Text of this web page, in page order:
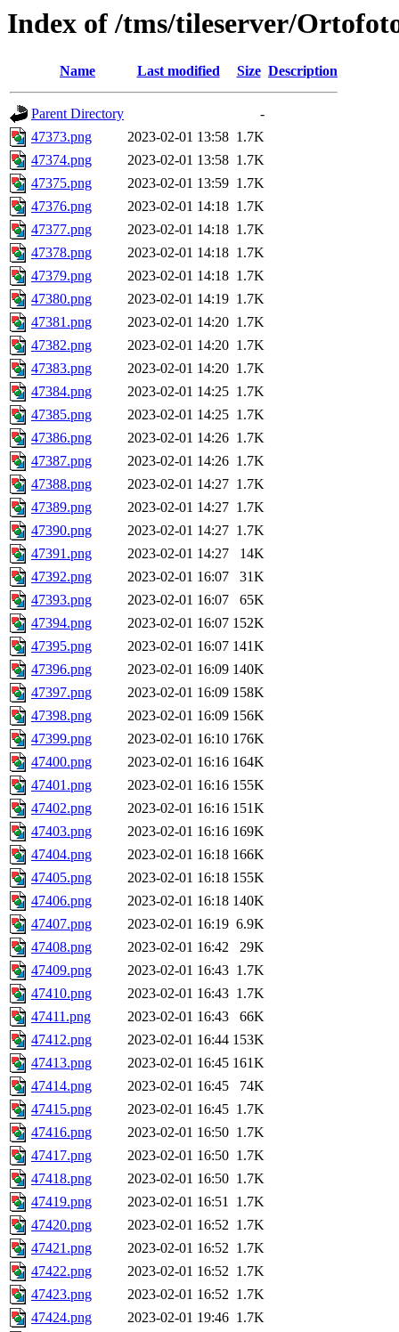
Index of /tms/tileserver/
Name Last modified Size Description
Parent Directory
-
47373.png
2023-02-01 13:58 1.7K
47374.png
2023-02-01 13:58 1.7K
47375.png
2023-02-01 13:59 1.7K
47376.png
2023-02-01 14:18 1.7K
47377.png
2023-02-01 14:18 1.7K
47378.png
2023-02-01 14:18 1.7K
47379.png
2023-02-01 14:18 1.7K
47380.png
2023-02-01 14:19 1.7K
47381.png
2023-02-01 14:20 1.7K
47382.png
2023-02-01 14:20 1.7K
47383.png
2023-02-01 14:20 1.7K
47384.png
2023-02-01 14:25 1.7K
47385.png
2023-02-01 14:25 1.7K
47386.png
2023-02-01 14:26 1.7K
47387.png
2023-02-01 14:26 1.7K
47388.png
2023-02-01 14:27 1.7K
47389.png
2023-02-01 14:27 1.7K
47390.png
2023-02-01 14:27 1.7K
47391.png
2023-02-01 14:27
14K
47392.png
2023-02-01 16:07
31K
47393.png
2023-02-01 16:07
65K
47394.png
2023-02-01 16:07 152K
47395.png
2023-02-01 16:07 141K
47396.png
2023-02-01 16:09 140K
47397.png
2023-02-01 16:09 158K
47398.png
2023-02-01 16:09 156K
47399.png
2023-02-01 16:10 176K
47400.png
2023-02-01 16:16 164K
47401.png
2023-02-01 16:16 155K
47402.png
2023-02-01 16:16 151K
47403.png
2023-02-01 16:16 169K
47404.png
2023-02-01 16:18 166K
47405.png
2023-02-01 16:18 155K
47406.png
2023-02-01 16:18 140K
47407.png
2023-02-01 16:19 6.9K
47408.png
2023-02-01 16:42
29K
47409.png
2023-02-01 16:43 1.7K
47410.png
2023-02-01 16:43 1.7K
47411.png
2023-02-01 16:43
66K
47412.png
2023-02-01 16:44 153K
47413.png
2023-02-01 16:45 161K
47414.png
2023-02-01 16:45
74K
47415.png
2023-02-01 16:45 1.7K
47416.png
2023-02-01 16:50 1.7K
47417.png
2023-02-01 16:50 1.7K
47418.png
2023-02-01 16:50 1.7K
47419.png
2023-02-01 16:51 1.7K
47420.png
2023-02-01 16:52 1.7K
47421.png
2023-02-01 16:52 1.7K
47422.png
2023-02-01 16:52 1.7K
47423.png
2023-02-01 16:52 1.7K
47424.png
2023-02-01 19:46 1.7K